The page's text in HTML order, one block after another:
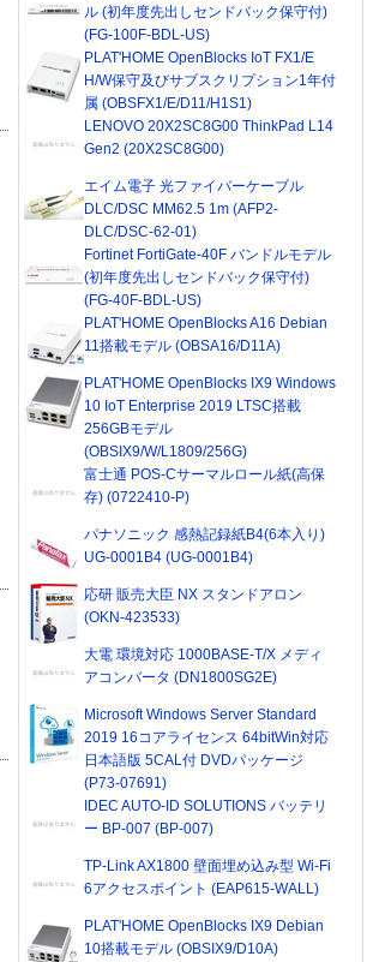
ル (初年度先出しセンドバック保守付)
(FG-100F-BDL-US)
PLAT'HOME OpenBlocks IoT FX1/E
H/W保守及びサブスクリプション1年付
属 (OBSFX1/E/D11/H1S1)
LENOVO 20X2SC8G00 ThinkPad L14
Gen2 (20X2SC8G00)
エイム電子 光ファイバーケーブル
DLC/DSC MM62.5 1m (AFP2-
DLC/DSC-62-01)
Fortinet FortiGate-40F バンドルモデル
(初年度先出しセンドバック保守付)
(FG-40F-BDL-US)
PLAT'HOME OpenBlocks A16 Debian
11搭載モデル (OBSA16/D11A)
PLAT'HOME OpenBlocks IX9 Windows
10 IoT Enterprise 2019 LTSC搭載
256GBモデル
(OBSIX9/W/L1809/256G)
富士通 POS-Cサーマルロール紙(高保
存) (0722410-P)
パナソニック 感熱記録紙B4(6本入り)
UG-0001B4 (UG-0001B4)
応研 販売大臣 NX スタンドアロン
(OKN-423533)
大電 環境対応 1000BASE-T/X メディ
アコンバータ (DN1800SG2E)
Microsoft Windows Server Standard
2019 16コアライセンス 64bitWin対応
日本語版 5CAL付 DVDパッケージ
(P73-07691)
IDEC AUTO-ID SOLUTIONS バッテリ
ー BP-007 (BP-007)
TP-Link AX1800 壁面埋め込み型 Wi-Fi
6アクセスポイント (EAP615-WALL)
PLAT'HOME OpenBlocks IX9 Debian
10搭載モデル (OBSIX9/D10A)